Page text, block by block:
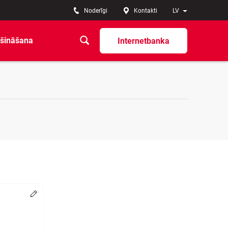
LV
Noderīgi Kontakti
Internetbanka
Change